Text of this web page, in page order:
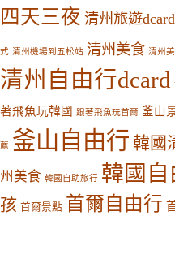
四天三夜 清州旅遊dcard
式 清州機場到五松站 清州美食 清州
清州自由行dcard
著飛魚玩韓國 跟著飛魚玩首爾 釜山
薦 釜山自由行 韓國
州美食 韓國自助旅行 韓國自
孩 首爾景點 首爾自由行